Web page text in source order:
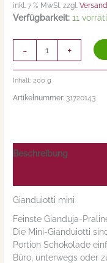
inkl. 7 % MwSt. zzgl.
Verfügbarkeit: 11
- +
Inhalt: 200g
Artikelnummer: 31720143
Beschreibung
Gianduiotti mini
Feinste Gianduja-
Die Mini-Gianduiotti
Portion Schokolade
Büro, unterwegs oder